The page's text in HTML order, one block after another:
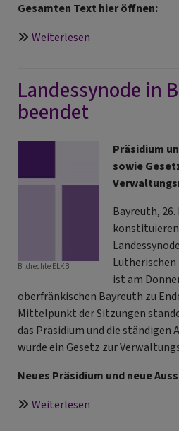
Gesamten Text hier öffnen:
Weiterlesen
weiterführen
Strukturen
verhindern
Landessynode in
beendet
Bildrechte ELKB
Präsidium
sowie
Bayreuth, 26.
Lutherischen
ist am
oberfränkischen Bayreuth zu
Mittelpunkt der Sitzungen
das Präsidium und die ständigen
wurde ein Gesetz zur
Neues Präsidium und neue
Weiterlesen